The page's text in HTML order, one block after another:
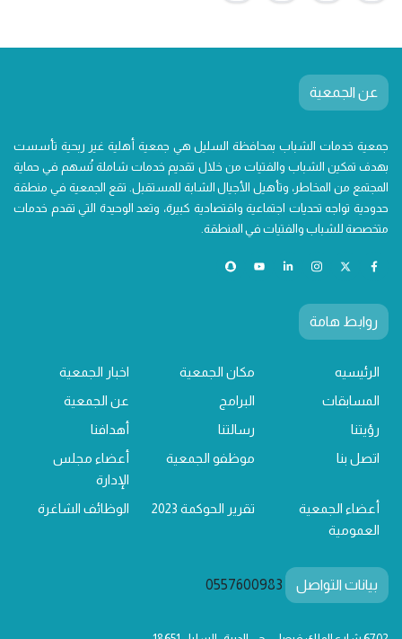
عن الجمعية
جمعية خدمات الشباب بمحافظة السليل هي جمعية أهلية غير ربحية تأسست
بهدف تمكين الشباب والفتيات من خلال تقديم خدمات شاملة تُسهم في حماية
المجتمع من المخاطر، وتأهيل الأجيال الشابة للمستقبل. تقع الجمعية في منطقة
حدودية تواجه تحديات اجتماعية واقتصادية كبيرة، وتعد الوحيدة التي تقدم خدمات
متخصصة للشباب والفتيات في المنطقة.
روابط هامة
الرئيسيه مكان الجمعية
اخبار الجمعية
المسابقات
البرامج
عن الجمعية
رؤيتنا
رسالتنا
أهدافنا
اتصل بنا
موظفو الجمعية
أعضاء مجلس
الإدارة
أعضاء الجمعية
العمومية
تقرير الحوكمة 2023 الوظائف الشاغرة
بيانات التواصل 0557600983